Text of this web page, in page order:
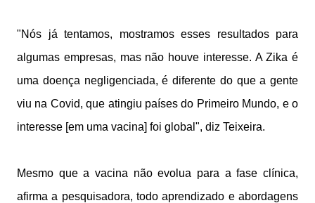
"Nós já tentamos, mostramos esses resultados para
algumas empresas, mas não houve interesse. A Zika é
uma doença negligenciada, é diferente do que a gente
viu na Covid, que atingiu países do Primeiro Mundo, e o
interesse [em uma vacina] foi global", diz Teixeira.
Mesmo que a vacina não evolua para a fase clínica,
afirma a pesquisadora, todo aprendizado e abordagens